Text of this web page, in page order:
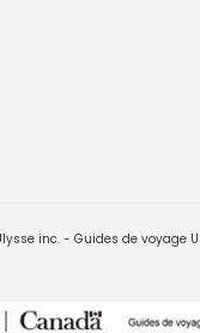
inc. - Guides de voyage